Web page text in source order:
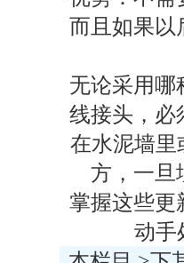
而且如果以
无论采用哪
线接头，必
在水泥墙里
方，一旦
掌握这些更
动手